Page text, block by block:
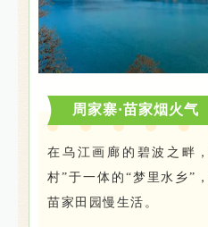
周家寨·苗家烟火气
在乌江画廊的碧波之畔
村”于一体的“梦里水乡”
苗家田园慢生活。